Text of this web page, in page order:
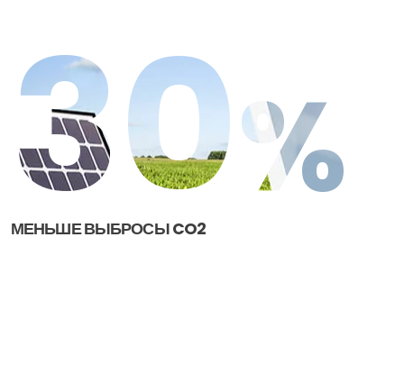
30%
МЕНЬШЕ ВЫБРОСЫ CO2